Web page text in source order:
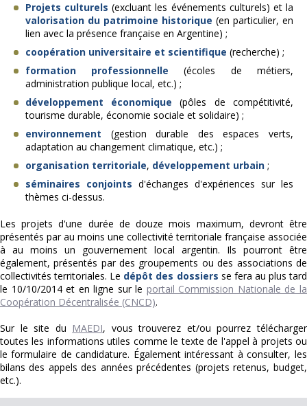
Projets culturels (excluant les événements culturels) et la
valorisation du patrimoine historique (en particulier, en
lien avec la présence française en Argentine) ;
coopération universitaire et scientifique (recherche) ;
formation professionnelle (écoles de métiers,
administration publique local, etc.) ;
développement économique (pôles de compétitivité,
tourisme durable, économie sociale et solidaire) ;
environnement (gestion durable des espaces verts,
adaptation au changement climatique, etc.) ;
organisation territoriale, développement urbain ;
séminaires conjoints d'échanges d'expériences sur les
thèmes ci-dessus.
Les projets d'une durée de douze mois maximum, devront être
présentés par au moins une collectivité territoriale française associée
à au moins un gouvernement local argentin. Ils pourront être
également, présentés par des groupements ou des associations de
collectivités territoriales. Le dépôt des dossiers se fera au plus tard
le 10/10/2014 et en ligne sur le portail Commission Nationale de la
Coopération Décentralisée (CNCD).
Sur le site du MAEDI, vous trouverez et/ou pourrez télécharger
toutes les informations utiles comme le texte de l'appel à projets ou
le formulaire de candidature. Également intéressant à consulter, les
bilans des appels des années précédentes (projets retenus, budget,
etc.).